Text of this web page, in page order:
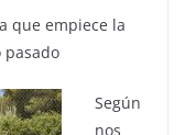
que empiece la
Según
nos